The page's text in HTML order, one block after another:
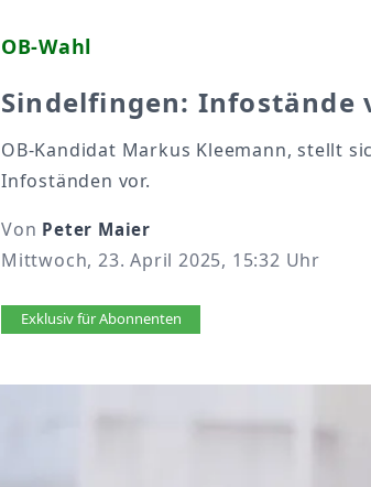
OB-Wahl
Sindelfingen: Infostände
OB-Kandidat Markus Kleemann, stellt
Infoständen vor.
Von Peter Maier
Mittwoch, 23. April 2025, 15:32 Uhr
Artikel vorlesen
Exklusiv für Abonnenten